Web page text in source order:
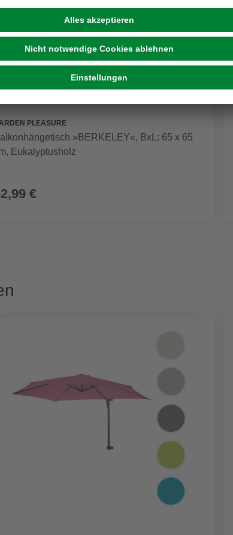
PLEASURE
»BERKELEY«, BxL: 65 x 65
Eukalyptusholz
€